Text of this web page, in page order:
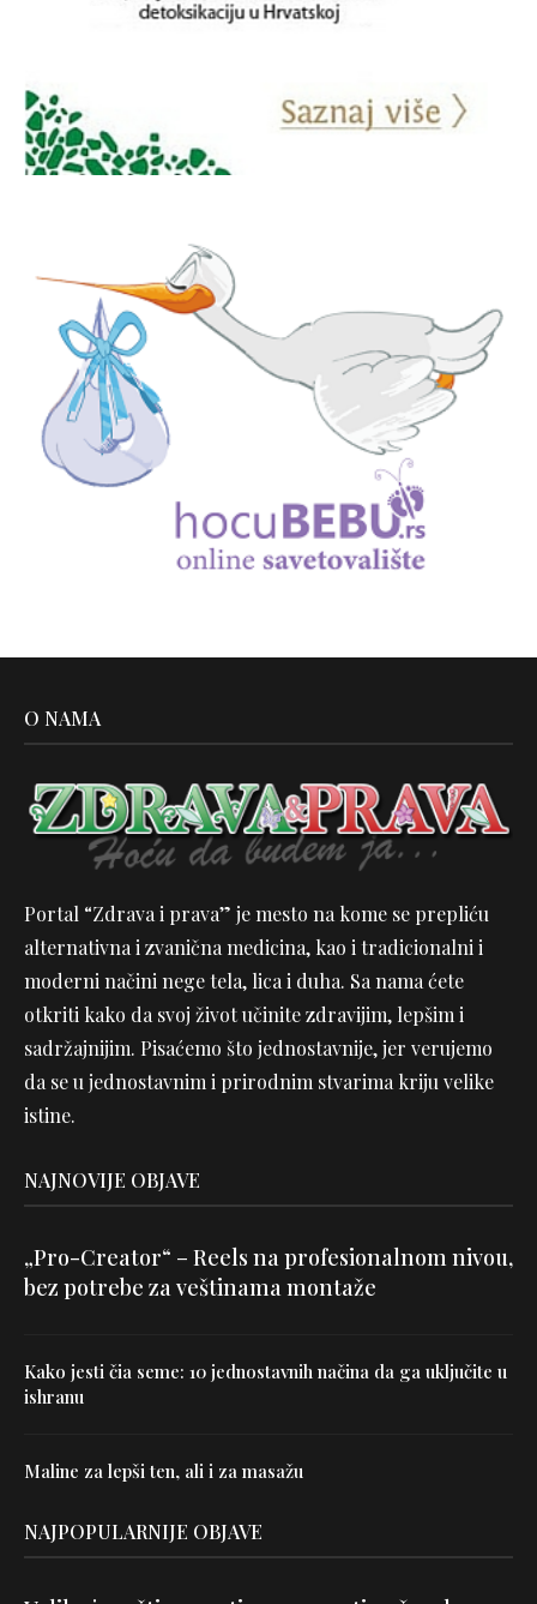
O NAMA
Portal “Zdrava i prava” je mesto na kome se prepliću
alternativna i zvanična medicina, kao i tradicionalni i
moderni načini nege tela, lica i duha. Sa nama ćete
otkriti kako da svoj život učinite zdravijim, lepšim i
sadržajnijim. Pisaćemo što jednostavnije, jer verujemo
da se u jednostavnim i prirodnim stvarima kriju velike
istine.
NAJNOVIJE OBJAVE
„Pro-Creator“ – Reels na profesionalnom nivou,
bez potrebe za veštinama montaže
Kako jesti čia seme: 10 jednostavnih načina da ga uključite u
ishranu
Maline za lepši ten, ali i za masažu
NAJPOPULARNIJE OBJAVE